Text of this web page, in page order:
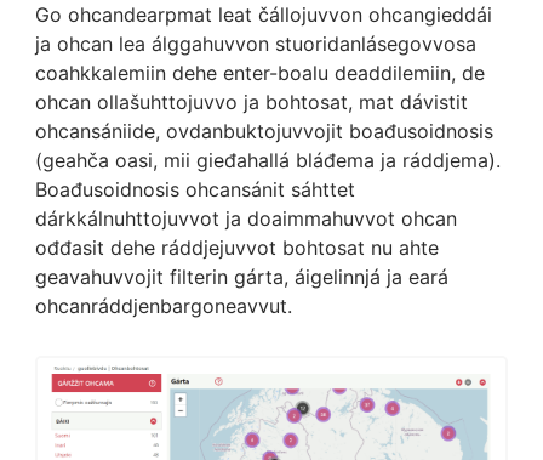
Go ohcandearpmat leat čállojuvvon ohcangieddái
ja ohcan lea álggahuvvon stuoridanlásegovvosa
coahkkalemiin dehe enter-boalu deaddilemiin, de
ohcan ollašuhttojuvvo ja bohtosat, mat dávistit
ohcansániide, ovdanbuktojuvvojit boađusoidnosis
(geahča oasi, mii gieđahallá bláđema ja ráddjema).
Boađusoidnosis ohcansánit sáhttet
dárkkálnuhttojuvvot ja doaimmahuvvot ohcan
ođđasit dehe ráddjejuvvot bohtosat nu ahte
geavahuvvojit filterin gárta, áigelinnjá ja eará
ohcanráddjenbargoneavvut.